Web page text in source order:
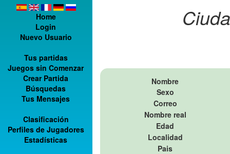
Home
Login
Nuevo Usuario
Tus partidas
Juegos sin Comenzar
Crear Partida
Búsquedas
Tus Mensajes
Clasificación
Perfiles de Jugadores
Estadísticas
Nombre
Sexo
Correo
Nombre real
Edad
Localidad
Pais